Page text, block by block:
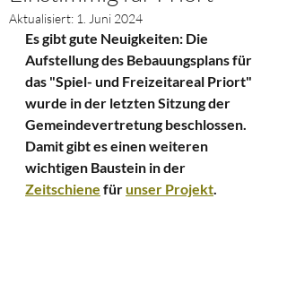
Kommentar verfassen
Deine Meinung teilen
Jetzt den ersten Kommentar verfassen.
Aktualisiert: 1. Juni 2024
Es gibt gute Neuigkeiten: Die
Aufstellung des Bebauungsplans für
das "Spiel- und Freizeitareal Priort"
wurde in der letzten Sitzung der
Gemeindevertretung beschlossen.
Damit gibt es einen weiteren
wichtigen Baustein in der
Zeitschiene für unser Projekt.